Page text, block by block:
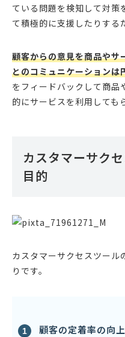
ている問題を検知して対策
て積極的に支援したりする
顧客からの意見を商品やサ
とのコミュニケーションは
をフィードバックして商
的にサービスを利用しても
カスタマーサク
目的
カスタマーサクセスツール
りです。
顧客の定着率の向上